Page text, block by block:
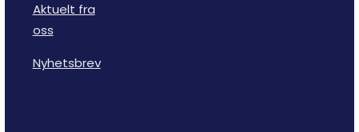
Aktuelt fra
oss
Nyhetsbrev